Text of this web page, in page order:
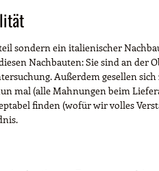
sondern ein italienischer
Nachbauten: Sie sind an
Außerdem gesellen
mal (alle Mahnungen beim
finden (wofür wir volles